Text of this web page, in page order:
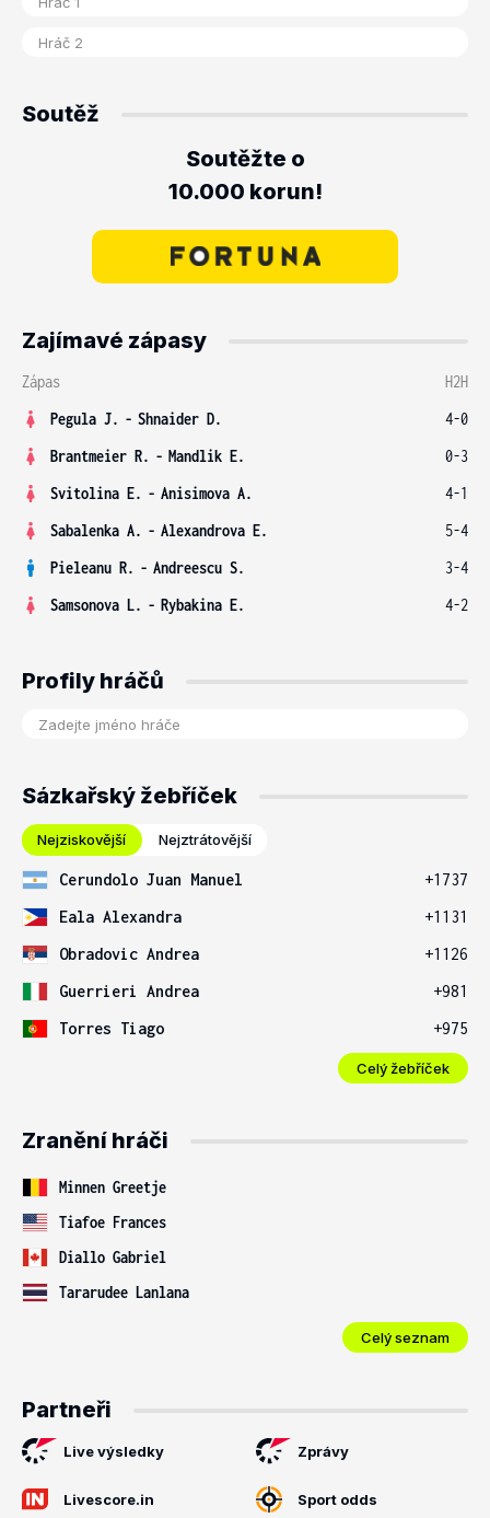
Soutěž
Soutěžte o
10.000 korun!
Zajímavé zápasy
Zápas
H2H
Pegula J. - Shnaider D.
4-0
Brantmeier R. - Mandlik E.
0-3
Svitolina E. - Anisimova A.
4-1
Sabalenka A. - Alexandrova E.
5-4
Pieleanu R. - Andreescu S.
3-4
Samsonova L. - Rybakina E. 4-2
Profily hráčů
Sázkařský žebříček
Nejziskovější Nejztrátovější
Cerundolo Juan Manuel
+1737
Eala Alexandra
+1131
Obradovic Andrea
+1126
Guerrieri Andrea
+981
Torres Tiago
+975
Celý žebříček
Zranění hráči
Minnen Greetje
Tiafoe Frances
Diallo Gabriel
Tararudee Lanlana
Celý seznam
Partneři
Live výsledky Zprávy
Livescore.in Sport odds